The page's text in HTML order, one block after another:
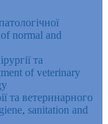
normal and
та
of veterinary
та ветеринарного
sanitation and